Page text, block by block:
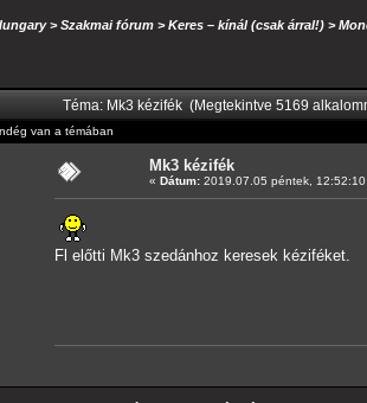
>Szakmai fórum >Keres – kínál (csak árral!) >
Téma: Mk3 kézifék (Megtekintve 5169
van a témában
Mk3 kézifék
« Dátum: 2019.07.05 péntek,
Fl előtti Mk3 szedánhoz keresek kéziféket.